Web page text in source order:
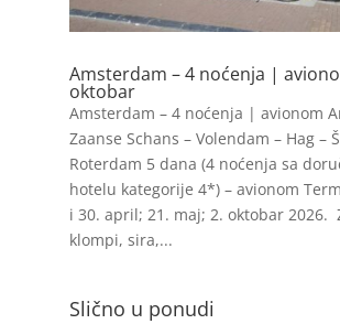
Amsterdam – 4 noćenja |
oktobar
Amsterdam – 4 noćenja | avionom
Zaanse Schans – Volendam – Hag –
Roterdam 5 dana (4 noćenja sa
hotelu kategorije 4*) – avionom
i 30. april; 21. maj; 2. oktobar 2026.
klompi, sira,...
Slično u ponudi